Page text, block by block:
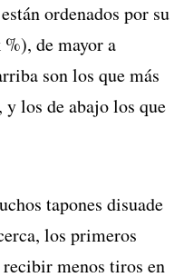
ordenados por su
de mayor a
son los que más
los de abajo los que
tapones disuade
los primeros
menos tiros en